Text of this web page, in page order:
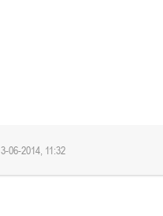
3-06-2014, 11:32